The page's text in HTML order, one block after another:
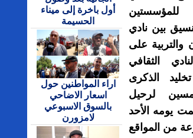
بين نادي
والتربية على
الثقافي
الذكرى
لرحيل
يومه الأحد
من المواقع
أول باخرة إلى ميناء
الحسيمة
اراء المواطنين حول
اسعار الاضاحي
بالسوق الاسبوعي
لامزورن